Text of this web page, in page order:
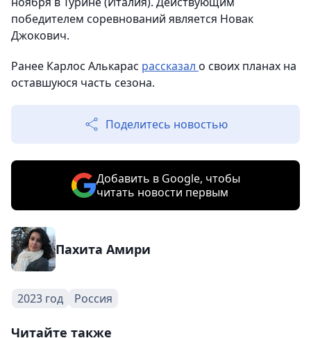
победителем соревнований является Новак
Джокович.
Ранее Карлос Алькарас рассказал о своих планах на
оставшуюся часть сезона.
Поделитесь новостью
Добавить в Google, чтобы
читать новости первым
Пахита Амири
2023 год Россия
Читайте также